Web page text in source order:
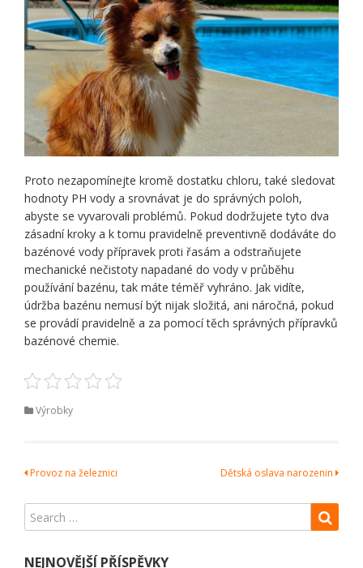
Proto nezapomínejte kromě dostatku chloru, také sledovat
hodnoty PH vody a srovnávat je do správných poloh,
abyste se vyvarovali problémů. Pokud dodržujete tyto dva
zásadní kroky a k tomu pravidelně preventivně dodáváte do
bazénové vody přípravek proti řasám a odstraňujete
mechanické nečistoty napadané do vody v průběhu
používání bazénu, tak máte téměř vyhráno. Jak vidíte,
údržba bazénu nemusí být nijak složitá, ani náročná, pokud
se provádí pravidelně a za pomocí těch správných přípravků
bazénové chemie.
Výrobky
Navigace
pro
příspěvek
Provoz na železnici Dětská oslava narozenin
NEJNOVĚJŠÍ PŘÍSPĚVKY